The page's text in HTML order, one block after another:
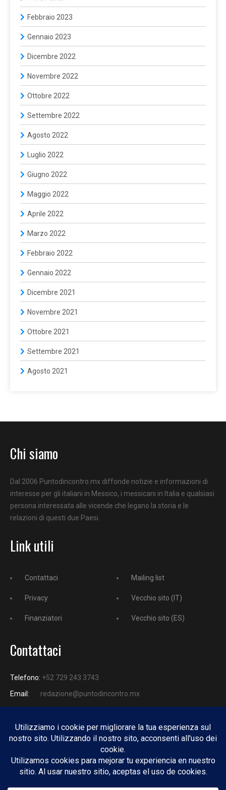
Febbraio 2023
Gennaio 2023
Dicembre 2022
Novembre 2022
Ottobre 2022
Settembre 2022
Agosto 2022
Luglio 2022
Giugno 2022
Maggio 2022
Aprile 2022
Marzo 2022
Febbraio 2022
Gennaio 2022
Dicembre 2021
Novembre 2021
Ottobre 2021
Settembre 2021
Agosto 2021
Chi siamo
Dal 2006 Puntodincontro.mx diffonde notizie e informazioni di
interesse per gli italiani in Messico, i messicani in Italia e qualsiasi
persona interessata alle vicende che legano la storia e le
relazioni di questi due Paesi.
Link utili
Contattaci
Privacy
Finanziatori
Mailing list
Vecchio sito (IT)
Vecchio sito (ES)
Contattaci
Telefono: +52 729 243 3743
Email:
redazione@puntodincontro.mx
PUNTODINCONTRO